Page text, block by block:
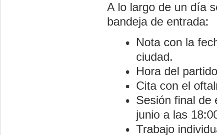
A lo largo de un día
bandeja de entrada:
Nota con la
ciudad.
Hora del
Cita con el
Sesión final de
junio a las
Trabajo